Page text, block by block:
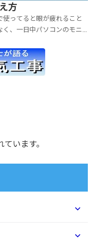
方
ってると眼が疲れること
、一日中パソコンのモニ
アイになったりと、パソコ
。ですから...
います。